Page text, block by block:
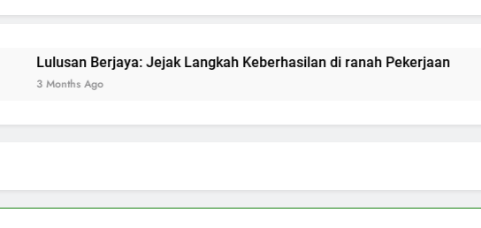
Lulusan Berjaya: Jejak Langkah Keberhasilan di ranah Pekerjaan
3 Months Ago 3